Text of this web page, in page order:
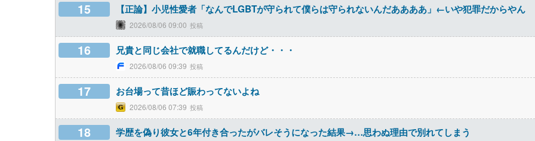
15 【正論】小児性愛者「なんでLGBTが守られて僕らは守られないんだああああ」←いや犯罪だからやん
2026/08/06 09:00
16 兄貴と同じ会社で就職してるんだけど・・・
2026/08/06 09:39
17 お台場って昔ほど賑わってないよね
2026/08/06 07:39
18 学歴を偽り彼女と6年付き合ったがバレそうになった結果→…思わぬ理由で別れてしまう